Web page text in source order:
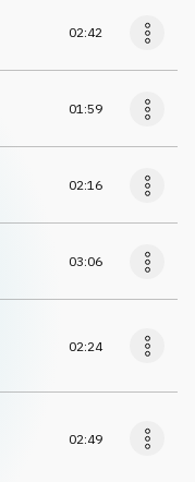
02:42
01:59
02:16
03:06
02:24
02:49